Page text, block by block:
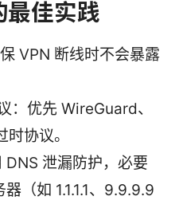
最佳实践
VPN 断线时不会暴露
：优先 WireGuard、
协议。
DNS 泄漏防护，必要
（如 1.1.1.1、9.9.9.9